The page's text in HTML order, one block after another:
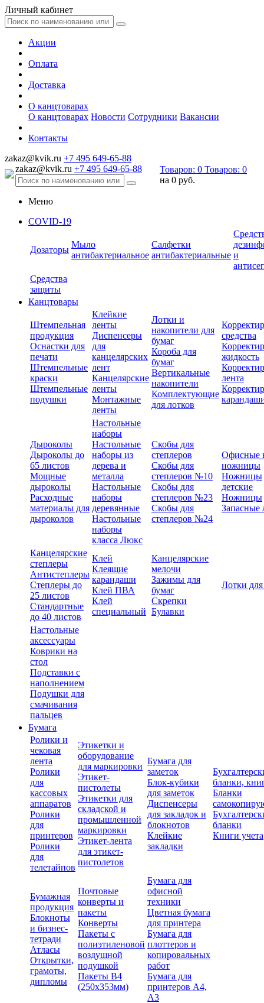
Личный кабинет
Акции
Оплата
Доставка
О канцтоварах
О канцтоварах Новости Сотрудники Вакансии
Контакты
zakaz@kvik.ru +7 495 649-65-88
zakaz@kvik.ru +7 495 649-65-88 Товаров: 0 Товаров: 0
на 0 руб.
Меню
COVID-19
Дозаторы
Мыло
антибактериальное
Салфетки
антибактериальные и
Средства
защиты
Канцтовары
Штемпельная
продукция
Оснастки для
печати
Штемпельные
краски
Штемпельные
подушки
Клейкие
ленты
Диспенсеры
для
канцелярских
лент
Канцелярские
ленты
Монтажные
ленты
Лотки и
накопители для
бумаг
Короба для
бумаг
Вертикальные
накопители
Комплектующие
для лотков
средства
жидкость
лента
Дыроколы
Дыроколы до
65 листов
Мощные
дыроколы
Расходные
материалы для
дыроколов
Настольные
наборы
Настольные
наборы из
дерева и
металла
Настольные
наборы
деревянные
Настольные
наборы
класса Люкс
Скобы для
степлеров
Скобы для
степлеров №10
Скобы для
степлеров №23
Скобы для
степлеров №24
Офисные
ножницы
Ножницы
детские
Ножницы
Запасные
Канцелярские
степлеры
Антистеплеры
Степлеры до
25 листов
Стандартные
до 40 листов
Клей
Клеящие
карандаши
Клей ПВА
Клей
специальный
Канцелярские
мелочи
Зажимы для
бумаг
Скрепки
Булавки
Лотки
Настольные
аксессуары
Коврики на
стол
Подставки с
наполнением
Подушки для
смачивания
пальцев
Бумага
Ролики и
чековая
лента
Ролики
для
кассовых
аппаратов
Ролики
для
принтеров
Ролики
для
телетайпов
Этикетки и
оборудование
для маркировки
Этикет-
пистолеты
Этикетки для
складской и
промышленной
маркировки
Этикет-лента
для этикет-
пистолетов
Бумага для
заметок
Блок-кубики
для заметок
Диспенсеры
для закладок и
блокнотов
Клейкие
закладки
бланки,
Бланки
бланки
Книги учета
Бумажная
продукция
Блокноты
и бизнес-
тетради
Атласы
Открытки,
грамоты,
дипломы
Почтовые
конверты и
пакеты
Конверты
Пакеты с
полиэтиленовой
воздушной
подушкой
Пакеты В4
(250х353мм)
Бумага для
офисной
техники
Цветная бумага
для принтера
Бумага для
плоттеров и
копировальных
работ
Бумага для
принтеров А4,
А3